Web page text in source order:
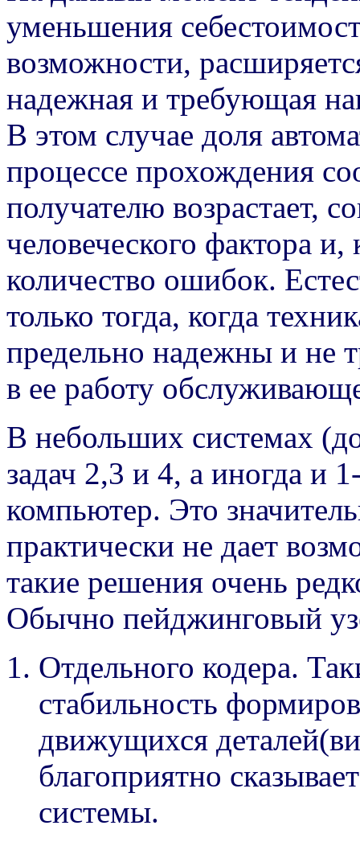
уменьшения
возможности,
надежная и требующая
В этом случае доля
процессе прохождения
получателю возрастает,
человеческого фактора и,
количество ошибок.
только тогда, когда
предельно надежны и не
в ее работу
В небольших системах
задач 2,3 и 4, а иногда и
компьютер. Это
практически не дает
такие решения очень
Обычно пейджинговый
Отдельного кодера.
стабильность
движущихся
благоприятно
системы.